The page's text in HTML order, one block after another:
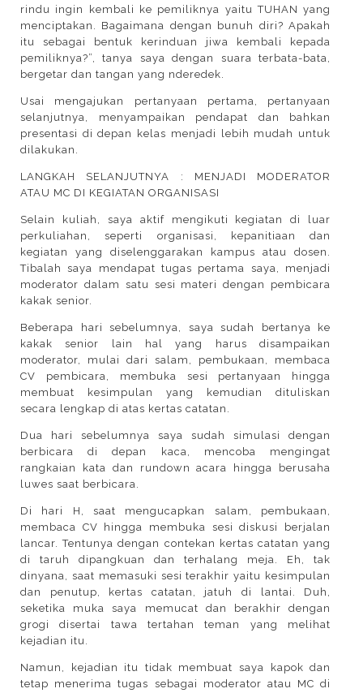
rindu ingin kembali ke pemiliknya yaitu TUHAN yang
menciptakan. Bagaimana dengan bunuh diri? Apakah
itu sebagai bentuk kerinduan jiwa kembali kepada
pemiliknya?”, tanya saya dengan suara terbata-bata,
bergetar dan tangan yang nderedek.
Usai mengajukan pertanyaan pertama, pertanyaan
selanjutnya, menyampaikan pendapat dan bahkan
presentasi di depan kelas menjadi lebih mudah untuk
dilakukan.
LANGKAH SELANJUTNYA : MENJADI MODERATOR
ATAU MC DI KEGIATAN ORGANISASI
Selain kuliah, saya aktif mengikuti kegiatan di luar
perkuliahan, seperti organisasi, kepanitiaan dan
kegiatan yang diselenggarakan kampus atau dosen.
Tibalah saya mendapat tugas pertama saya, menjadi
moderator dalam satu sesi materi dengan pembicara
kakak senior.
Beberapa hari sebelumnya, saya sudah bertanya ke
kakak senior lain hal yang harus disampaikan
moderator, mulai dari salam, pembukaan, membaca
CV pembicara, membuka sesi pertanyaan hingga
membuat kesimpulan yang kemudian dituliskan
secara lengkap di atas kertas catatan.
Dua hari sebelumnya saya sudah simulasi dengan
berbicara di depan kaca, mencoba mengingat
rangkaian kata dan rundown acara hingga berusaha
luwes saat berbicara.
Di hari H, saat mengucapkan salam, pembukaan,
membaca CV hingga membuka sesi diskusi berjalan
lancar. Tentunya dengan contekan kertas catatan yang
di taruh dipangkuan dan terhalang meja. Eh, tak
dinyana, saat memasuki sesi terakhir yaitu kesimpulan
dan penutup, kertas catatan, jatuh di lantai. Duh,
seketika muka saya memucat dan berakhir dengan
grogi disertai tawa tertahan teman yang melihat
kejadian itu.
Namun, kejadian itu tidak membuat saya kapok dan
tetap menerima tugas sebagai moderator atau MC di